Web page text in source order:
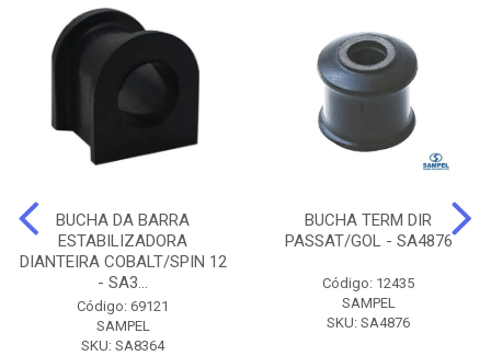
BUCHA DA BARRA
ESTABILIZADORA
DIANTEIRA COBALT/SPIN 12
- SA3...
Código: 69121
SAMPEL
SKU: SA8364
BUCHA TERM DIR
PASSAT/GOL - SA4876
Código: 12435
SAMPEL
SKU: SA4876